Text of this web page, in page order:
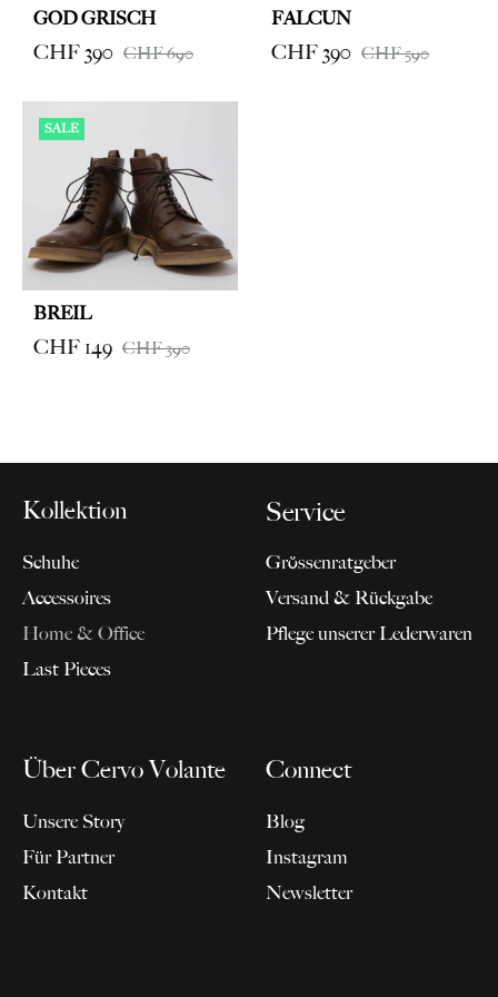
GOD GRISCH
CHF390 CHF690
FALCUN
CHF390 CHF590
SALE
BREIL
CHF 149 CHF390
Kollektion
Schuhe
Accessoires
Home & Office
Last Pieces
Service
Grössenratgeber
Versand & Rückgabe
Pflege unserer Lederwaren
Über Cervo Volante
Unsere Story
Für Partner
Kontakt
Connect
Blog
Instagram
Newsletter